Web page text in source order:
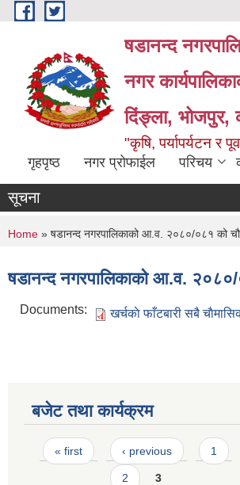
Skip to main content
षडानन्द
नगर
दिंङ्ला, भोजपुर,
"कृषि, पर्यापर्यटन र
गृहपृष्ठ नगर प्रोफाईल परिचय
सूचना
You are here
Home » षडानन्द नगरपालिकाको आ.व. २०८०/०८१ को
षडानन्द नगरपालिकाको आ.व. २०८०/
Documents: खर्चकाे फाँटबारी सबै
बजेट तथा कार्यक्रम
Pages
« first ‹ previous 1
2 3